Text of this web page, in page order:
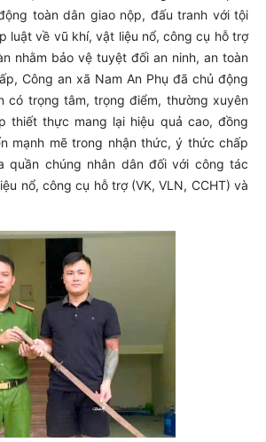
toàn dân giao nộp, đấu tranh với tội
luật về vũ khí, vật liệu nổ, công cụ hỗ trợ
nhằm bảo vệ tuyệt đối an ninh, an toàn
Công an xã Nam An Phụ đã chủ động
có trọng tâm, trọng điểm, thường xuyên
thiết thực mang lại hiệu quả cao, đồng
mạnh mẽ trong nhận thức, ý thức chấp
quần chúng nhân dân đối với công tác
nổ, công cụ hỗ trợ (VK, VLN, CCHT) và